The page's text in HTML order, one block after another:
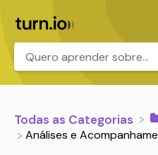
Todas as Categorias
​Análises e
.